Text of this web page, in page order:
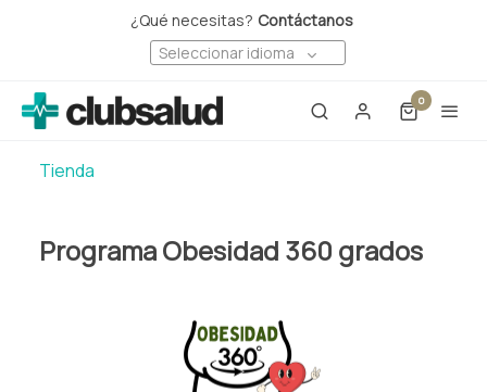
¿Qué necesitas? Contáctanos
Seleccionar idioma
0
Tienda
Programa Obesidad 360 grados